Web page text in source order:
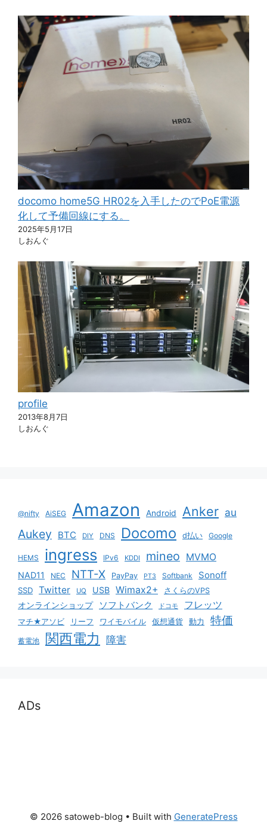
docomo home5G HR02を入手したのでPoE電源
化して予備回線にする。
2025年5月17日
しおんぐ
profile
2013年8月7日
しおんぐ
@nifty AiSEG Amazon Android Anker au
Aukey BTC DIY DNS Docomo d払い Google
HEMS ingress IPv6 KDDI mineo MVMO
NAD11 NEC NTT-X PayPay PT3 Softbank Sonoff
SSD Twitter UQ USB Wimax2+ さくらのVPS
オンラインショップ ソフトバンク ドコモ フレッツ
マチ★アソビ リーフ ワイモバイル 仮想通貨 動力 特価
蓄電池 関西電力 障害
ADs
© 2026 satoweb-blog • Built with GeneratePress